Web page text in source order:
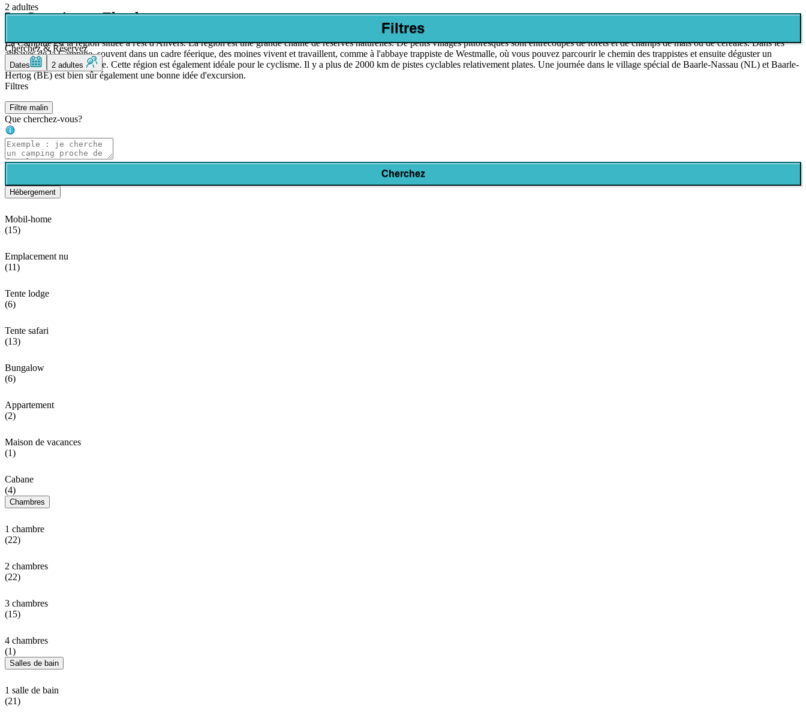
La Campine en Flandre
La Campine est la région située à l'est d'Anvers. La région est une grande chaîne de réserves naturelles. De petits villages pittoresques sont entrecoupés de forêts et de champs de maïs ou de céréales. Dans les
abbayes de la Campine, souvent dans un cadre féerique, des moines vivent et travaillent, comme à l'abbaye trappiste de Westmalle, où vous pouvez parcourir le chemin des trappistes et ensuite déguster un
délicieux verre de trappiste. Cette région est également idéale pour le cyclisme. Il y a plus de 2000 km de pistes cyclables relativement plates. Une journée dans le village spécial de Baarle-Nassau (NL) et Baarle-
Hertog (BE) est bien sûr également une bonne idée d'excursion.
2 adultes
Filtres
Cherchez & Réservez
Dates 2 adultes
Filtres
Filtre malin
Que cherchez-vous?
Cherchez
Hébergement
Mobil-home
(15)
Emplacement nu
(11)
Tente lodge
(6)
Tente safari
(13)
Bungalow
(6)
Appartement
(2)
Maison de vacances
(1)
Cabane
(4)
Chambres
1 chambre
(22)
2 chambres
(22)
3 chambres
(15)
4 chambres
(1)
Salles de bain
1 salle de bain
(21)